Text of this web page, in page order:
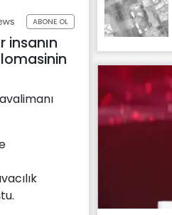
ABONE OL
insanın